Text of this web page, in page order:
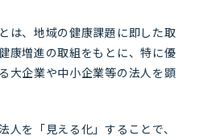
は、地域の健康課題に即した取
康増進の取組をもとに、特に優
大企業や中小企業等の法人を顕
を「見える化」することで、